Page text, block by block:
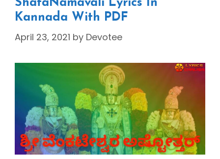
ShataNamavali Lyrics In
Kannada With PDF
April 23, 2021 by Devotee